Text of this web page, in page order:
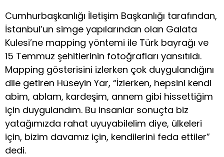
Cumhurbaşkanlığı İletişim Başkanlığı tarafından,
İstanbul’un simge yapılarından olan Galata
Kulesi’ne mapping yöntemi ile Türk bayrağı ve
15 Temmuz şehitlerinin fotoğrafları yansıtıldı.
Mapping gösterisini izlerken çok duygulandığını
dile getiren Hüseyin Yar, “İzlerken, hepsini kendi
abim, ablam, kardeşim, annem gibi hissettiğim
için duygulandım. Bu insanlar sonuçta biz
yatağımızda rahat uyuyabilelim diye, ülkeleri
için, bizim davamız için, kendilerini feda ettiler”
dedi.